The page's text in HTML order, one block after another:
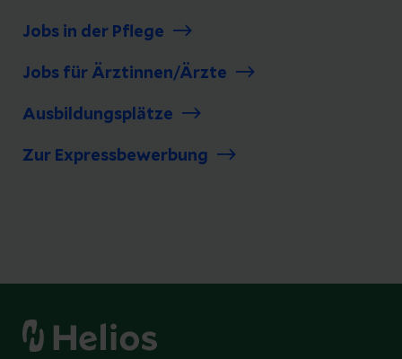
Jobs in der Pflege
Jobs für Ärztinnen/Ärzte
Ausbildungsplätze
Zur Expressbewerbung